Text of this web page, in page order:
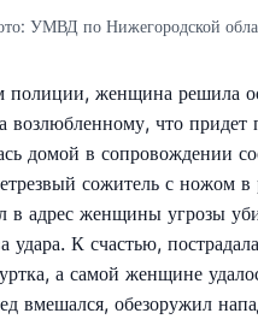
УМВД по Нижегородской
женщина решила
возлюбленному, что придет
домой в сопровождении
сожитель с ножом
в адрес женщины угрозы
удара. К счастью,
а самой женщине
вмешался, обезоружил